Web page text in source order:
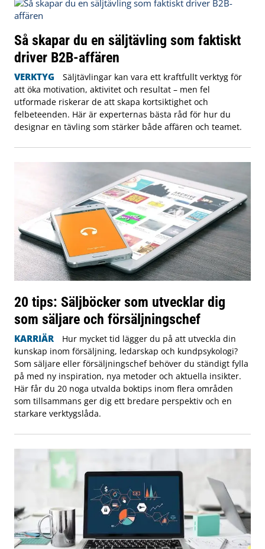
Så skapar du en säljtävling som faktiskt
driver B2B-affären
VERKTYG
Säljtävlingar kan vara ett kraftfullt verktyg för
att öka motivation, aktivitet och resultat – men fel
utformade riskerar de att skapa kortsiktighet och
felbeteenden. Här är experternas bästa råd för hur du
designar en tävling som stärker både affären och teamet.
20 tips: Säljböcker som utvecklar dig
som säljare och försäljningschef
KARRIÄR
Hur mycket tid lägger du på att utveckla din
kunskap inom försäljning, ledarskap och kundpsykologi?
Som säljare eller försäljningschef behöver du ständigt fylla
på med ny inspiration, nya metoder och aktuella insikter.
Här får du 20 noga utvalda boktips inom flera områden
som tillsammans ger dig ett bredare perspektiv och en
starkare verktygslåda.